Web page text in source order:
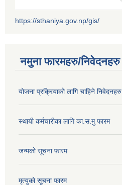
https://sthaniya.gov.np/gis/
नमुना फारमहरु/निवेदनहरु
योजना प्रक्रियाको लागि चाहिने निवेदनहरु
स्थायी कर्मचारीका लागि का.स.मु फारम
जन्मको सूचना फारम
मृत्युको सूचना फारम